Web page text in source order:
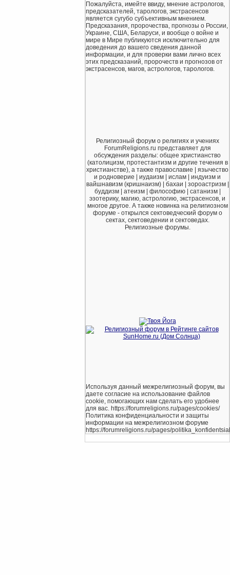
Пожалуйста, имейте ввиду, мнение астрологов,
предсказателей, тарологов, экстрасенсов
является сугубо субъективным мнением.
Предсказания, пророчества, прогнозы о России,
Украине, США, Беларуси, и вообще о войне и
мире в Мире публикуются исключительно для
доведения до вашего сведения данной
информации, и для проверки вами лично всех
этих предсказаний, пророчеств и прогнозов от
экстрасенсов, магов, астрологов, тарологов.
Религиозный форум о религиях и учениях
ForumReligions.ru представляет для
обсуждения разделы: общее христианство
(католицизм, протестантизм и другие течения в
христианстве), а также православие | язычество
и родноверие | иудаизм | ислам | индуизм и
вайшнавизм (кришнаизм) | бахаи | зороастризм |
буддизм | атеизм | философию | сатанизм |
эзотерику, магию, астрологию, экстрасенсов, и
многое другое. А также новинка на религиозном
форуме - открылся сектоведческий форум о
сектах, сектоведении и сектоведах.
Религиозные форумы.
Используя данный межрелигиозный форум, вы
даете согласие на использование файлов
cookie, помогающих нам сделать его удобнее
для вас. https://forumreligions.ru/pages/cookies/
Политика конфиденциальности и защиты
информации на межрелигиозном форуме
https://forumreligions.ru/pages/